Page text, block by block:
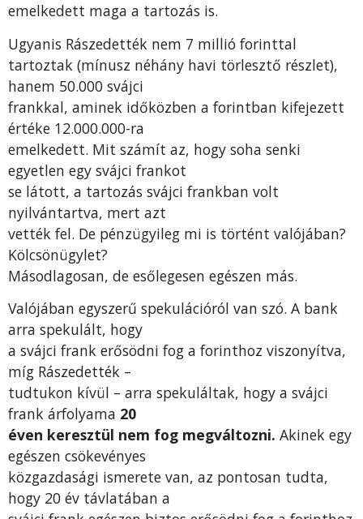
emelkedett maga a tartozás is.
Ugyanis Rászedették nem 7 millió forinttal
tartoztak (mínusz néhány havi törlesztő részlet),
hanem 50.000 svájci
frankkal, aminek időközben a forintban kifejezett
értéke 12.000.000-ra
emelkedett. Mit számít az, hogy soha senki
egyetlen egy svájci frankot
se látott, a tartozás svájci frankban volt
nyilvántartva, mert azt
vették fel. De pénzügyileg mi is történt valójában?
Kölcsönügylet?
Másodlagosan, de esőlegesen egészen más.
Valójában egyszerű spekulációról van szó. A bank
arra spekulált, hogy
a svájci frank erősödni fog a forinthoz viszonyítva,
míg Rászedették –
tudtukon kívül – arra spekuláltak, hogy a svájci
frank árfolyama 20
éven keresztül nem fog megváltozni. Akinek egy
egészen csökevényes
közgazdasági ismerete van, az pontosan tudta,
hogy 20 év távlatában a